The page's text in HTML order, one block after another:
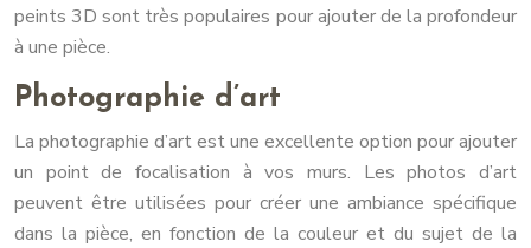
peints 3D sont très populaires pour ajouter de la profondeur
à une pièce.
Photographie d’art
La photographie d’art est une excellente option pour ajouter
un point de focalisation à vos murs. Les photos d’art
peuvent être utilisées pour créer une ambiance spécifique
dans la pièce, en fonction de la couleur et du sujet de la